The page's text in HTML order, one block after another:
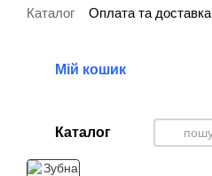
Перейти до основного контенту
Каталог Оплата та доставка
Мій кошик
Каталог